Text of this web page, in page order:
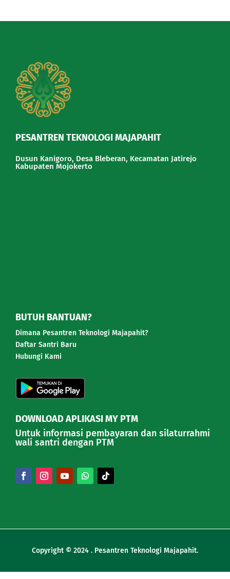
PESANTREN TEKNOLOGI MAJAPAHIT
Dusun Kanigoro, Desa Bleberan, Kecamatan Jatirejo
Kabupaten Mojokerto
BUTUH BANTUAN?
Dimana Pesantren Teknologi Majapahit?
Daftar Santri Baru
Hubungi Kami
DOWNLOAD APLIKASI MY PTM
Untuk informasi pembayaran dan silaturrahmi
wali santri dengan PTM
Copyright © 2024 . Pesantren Teknologi Majapahit.